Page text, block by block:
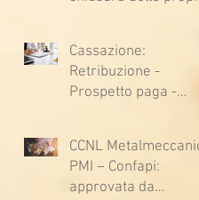
Cassazione:
Retribuzione -
Prospetto paga -
sfavore del datore
lavoro - Prova legale
Sussiste. (Cc, articoli
CCNL
PMI – Confapi:
approvata da